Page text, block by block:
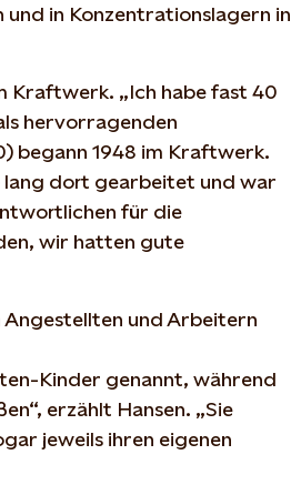
in Konzentrationslagern in
Kraftwerk. „Ich habe fast 40
hervorragenden
begann 1948 im Kraftwerk.
lang dort gearbeitet und war
für die
wir hatten gute
Angestellten und Arbeitern
Kinder genannt, während
erzählt Hansen. „Sie
jeweils ihren eigenen